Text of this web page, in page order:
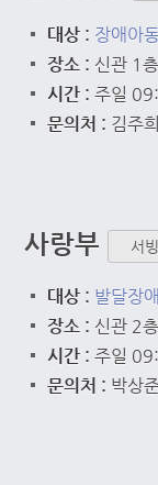
대상 : 장애아
장소 : 신관 1
시간 :주일
문의처 : 김주
사랑부 서
대상 : 발달장
장소 : 신관 2
시간 :주일
문의처 : 박상